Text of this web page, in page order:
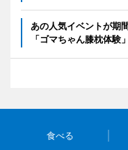
あの人気イベントが期
「ゴマちゃん膝枕体験
食べる